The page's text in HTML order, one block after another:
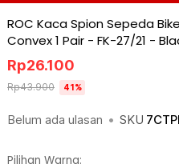
ROC Kaca Spion Sepeda
Convex 1 Pair - FK-27/21 -
Belum ada ulasan • SKU
Rp26.100
Rp43.900 41%
Pilihan Warna: